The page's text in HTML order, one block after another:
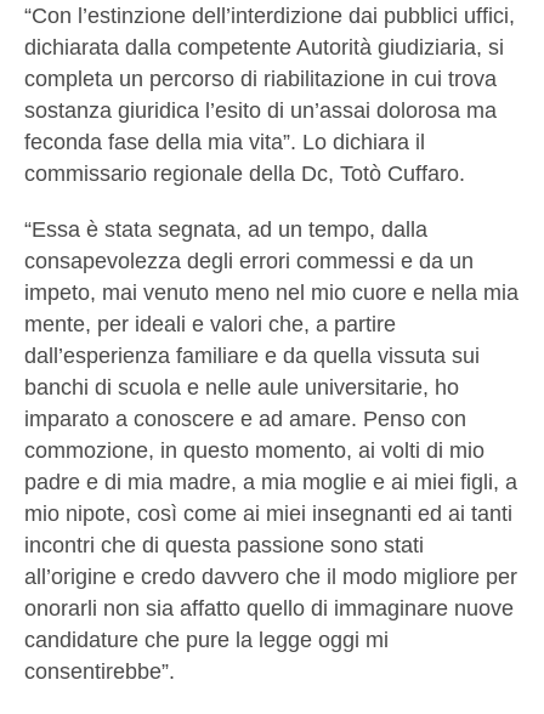
“Con l’estinzione dell’interdizione dai pubblici uffici,
dichiarata dalla competente Autorità giudiziaria, si
completa un percorso di riabilitazione in cui trova
sostanza giuridica l’esito di un’assai dolorosa ma
feconda fase della mia vita”. Lo dichiara il
commissario regionale della Dc, Totò Cuffaro.
“Essa è stata segnata, ad un tempo, dalla
consapevolezza degli errori commessi e da un
impeto, mai venuto meno nel mio cuore e nella mia
mente, per ideali e valori che, a partire
dall’esperienza familiare e da quella vissuta sui
banchi di scuola e nelle aule universitarie, ho
imparato a conoscere e ad amare. Penso con
commozione, in questo momento, ai volti di mio
padre e di mia madre, a mia moglie e ai miei figli, a
mio nipote, così come ai miei insegnanti ed ai tanti
incontri che di questa passione sono stati
all’origine e credo davvero che il modo migliore per
onorarli non sia affatto quello di immaginare nuove
candidature che pure la legge oggi mi
consentirebbe”.